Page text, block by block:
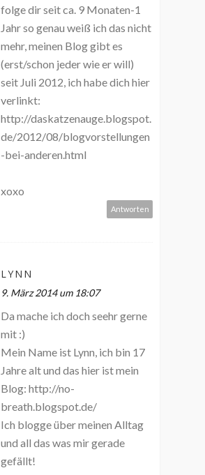
folge dir seit ca. 9 Monaten-1
Jahr so genau weiß ich das nicht
mehr, meinen Blog gibt es
(erst/schon jeder wie er will)
seit Juli 2012, ich habe dich hier
verlinkt:
http://daskatzenauge.blogspot.
de/2012/08/blogvorstellungen
-bei-anderen.html
xoxo
Antworten
LYNN
9. März 2014 um 18:07
Da mache ich doch seehr gerne
mit :)
Mein Name ist Lynn, ich bin 17
Jahre alt und das hier ist mein
Blog: http://no-
breath.blogspot.de/
Ich blogge über meinen Alltag
und all das was mir gerade
gefällt!